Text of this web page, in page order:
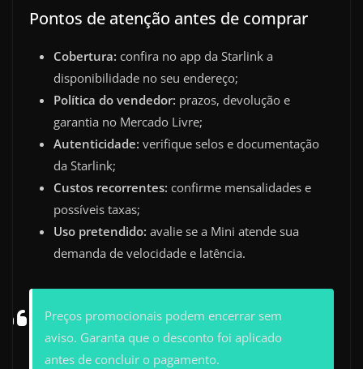
Pontos de atenção antes de comprar
Cobertura: confira no app da Starlink a
disponibilidade no seu endereço;
Política do vendedor: prazos, devolução e
garantia no Mercado Livre;
Autenticidade: verifique selos e documentação
da Starlink;
Custos recorrentes: confirme mensalidades e
possíveis taxas;
Uso pretendido: avalie se a Mini atende sua
demanda de velocidade e latência.
Preços promocionais podem encerrar sem
aviso. Garanta que o desconto foi aplicado
antes de concluir o pagamento.